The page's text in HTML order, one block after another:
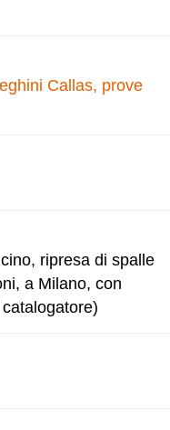
Callas, prove
ripresa di spalle
a Milano, con